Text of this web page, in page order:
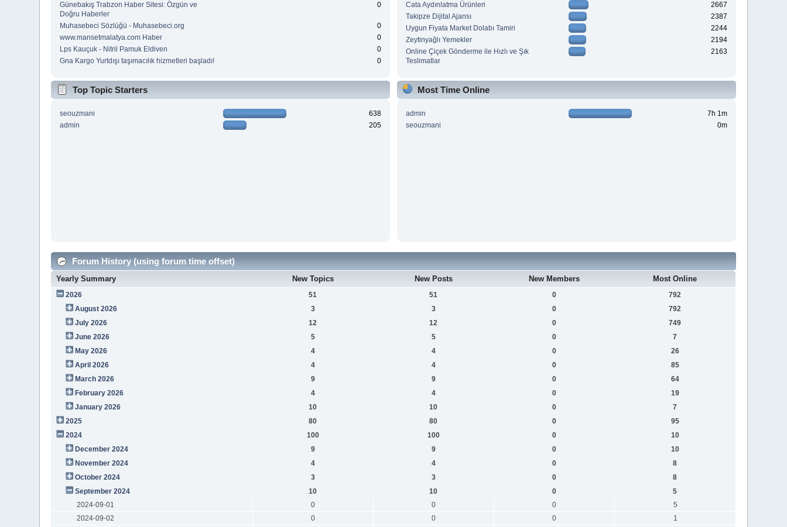
Günebakış Trabzon Haber Sitesi: Özgün ve
Doğru Haberler
0
Muhasebeci Sözlüğü - Muhasebeci.org
0
www.mansetmalatya.com Haber
0
Lps Kauçuk - Nitril Pamuk Eldiven
0
Gna Kargo Yurtdışı taşımacılık hizmetleri başladı!
0
Cata Aydınlatma Ürünleri
2667
Takipze Dijital Ajansı
2387
Uygun Fiyata Market Dolabı Tamiri
2244
Zeytinyağlı Yemekler
2194
Online Çiçek Gönderme ile Hızlı ve Şık
Teslimatlar
2163
Top Topic Starters
seouzmani
638
admin
205
Most Time Online
admin
7h 1m
seouzmani
0m
Forum History (using forum time offset)
Yearly Summary New Topics New Posts New Members Most Online
2026 51 51 0
792
August 2026
3 3 0
792
July 2026
12 12 0
749
June 2026
5 5 0
7
May 2026
4 4 0
26
April 2026
4 4 0
85
March 2026
9 9 0
64
February 2026
4 4 0
19
January 2026
10 10 0
7
2025
80 80 0
95
2024
100 100 0
10
December 2024
9 9 0
10
November 2024
4 4 0
8
October 2024
3 3 0
8
September 2024
10 10 0
5
2024-09-01
0 0 0
5
2024-09-02
0 0 0
1